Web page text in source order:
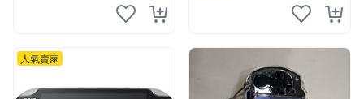
人氣賣家